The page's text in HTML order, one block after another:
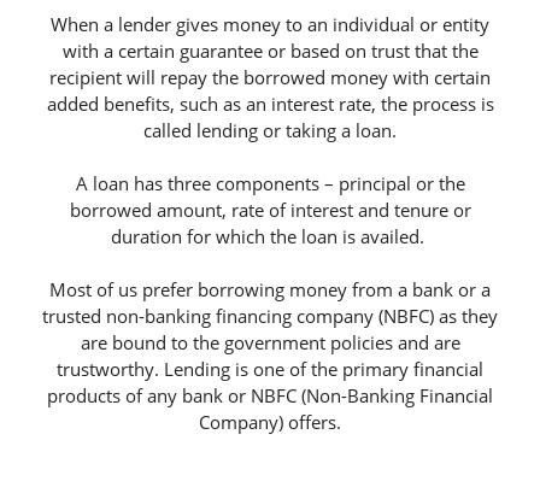
When a lender gives money to an individual or entity
with a certain guarantee or based on trust that the
recipient will repay the borrowed money with certain
added benefits, such as an interest rate, the process is
called lending or taking a loan.
A loan has three components – principal or the
borrowed amount, rate of interest and tenure or
duration for which the loan is availed.
Most of us prefer borrowing money from a bank or a
trusted non-banking financing company (NBFC) as they
are bound to the government policies and are
trustworthy. Lending is one of the primary financial
products of any bank or NBFC (Non-Banking Financial
Company) offers.